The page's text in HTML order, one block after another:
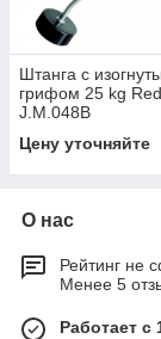
Штанга с
грифом 25 kg
J.M.048B
Цену уточняйте
О нас
Рейтинг не
Менее 5
Работает с